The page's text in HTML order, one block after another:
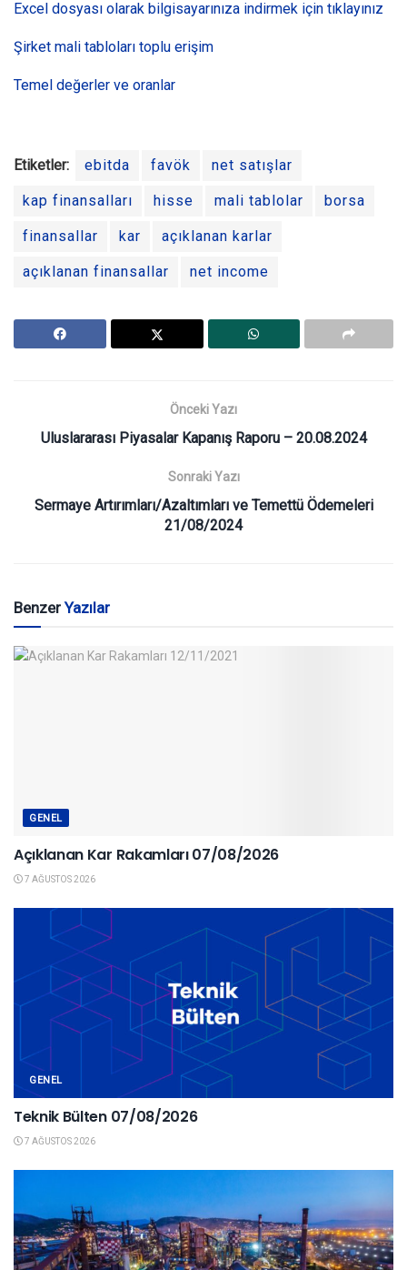
Excel dosyası olarak bilgisayarınıza indirmek için tıklayınız
Şirket mali tabloları toplu erişim
Temel değerler ve oranlar
Etiketler: ebitda favök net satışlar
kap finansalları hisse mali tablolar borsa
finansallar kar açıklanan karlar
açıklanan finansallar net income
Önceki Yazı
Uluslararası Piyasalar Kapanış Raporu – 20.08.2024
Sonraki Yazı
Sermaye Artırımları/Azaltımları ve Temettü Ödemeleri
21/08/2024
BenzerYazılar
GENEL
Açıklanan Kar Rakamları 07/08/2026
7 AĞUSTOS 2026
GENEL
Teknik Bülten 07/08/2026
7 AĞUSTOS 2026